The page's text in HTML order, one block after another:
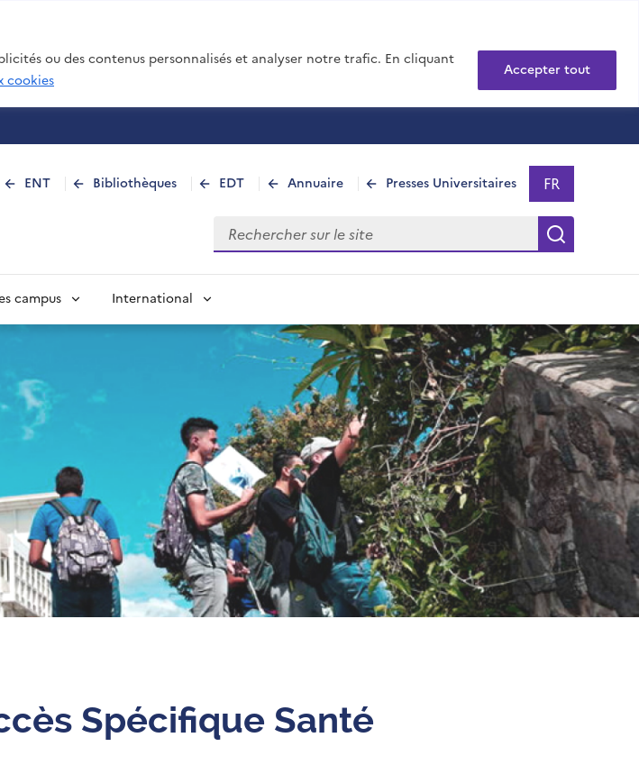
ou des contenus personnalisés et analyser notre trafic. En cliquant
cookies
Accepter tout
ENT Bibliothèques EDT Annuaire Presses Universitaires Sélectionner
FR
- Français
Rechercher sur le site
campus International
Spécifique Santé